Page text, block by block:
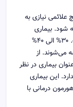
علائمی نیازی به
شود. بیماری
فیبروکیستیک پستان در خانم‌ها بسیار شایع است. ۳۰% الی ۴۰%
این عارضه می‌شوند. از
بیماری در نظر
این بیماری
درمانی با